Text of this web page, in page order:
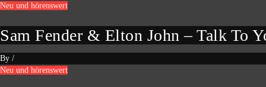
Neu und hörenswert
Sam Fender & Elton John – Talk To
By /
Neu und hörenswert